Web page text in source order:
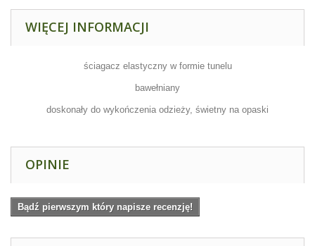
WIĘCEJ INFORMACJI
ściagacz elastyczny w formie tunelu
bawełniany
doskonały do wykończenia odzieży, świetny na opaski
OPINIE
Bądź pierwszym który napisze recenzję!